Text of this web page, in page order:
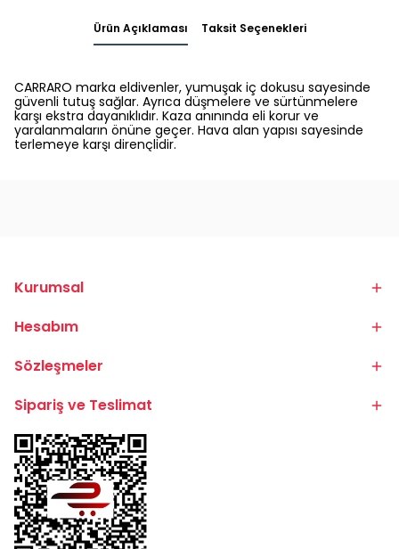
Ürün Açıklaması Taksit Seçenekleri
CARRARO marka eldivenler, yumuşak iç dokusu sayesinde
güvenli tutuş sağlar. Ayrıca düşmelere ve sürtünmelere
karşı ekstra dayanıklıdır. Kaza anınında eli korur ve
yaralanmaların önüne geçer. Hava alan yapısı sayesinde
terlemeye karşı dirençlidir.
Kurumsal
Hesabım
Sözleşmeler
Sipariş ve Teslimat